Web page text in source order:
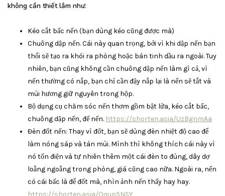
không cần thiết lắm như:
Kéo cắt bấc nến (bạn dùng kéo cũng được mà)
Chuông dập nến. Cái này quan trọng, bởi vì khi dập nến bạn
thổi sẽ tạo ra khói ra phòng hoặc bán tinh dầu ra ngoài. Tuy
nhiên, bạn cũng không cần chuông dập nến làm gì cả, vì
nến thường có nắp, bạn chỉ cần đậy nắp lại là nến sẽ tắt và
mùi hương giữ nguyên trong hộp.
Bộ dụng cụ chăm sóc nến thơm gồm bật lửa, kéo cắt bấc,
chuông dập nến, đế nến. https://shorten.asia/UzBgnmAa
Đèn đốt nến: Thay vì đốt, bạn sẽ dùng đèn nhiệt độ cao để
làm nóng sáp và tán mùi. Mình thì không thích cái này vì
nó tốn điện và tự nhiên thêm một cái đèn to đùng, dây dợ
loằng ngoằng trong phòng, giá cũng cao nữa. Ngoài ra, nến
có cái bấc là để đốt mà, nhìn ảnh nến thấy hay hay.
https://shorten.asia/Qqup5NSY